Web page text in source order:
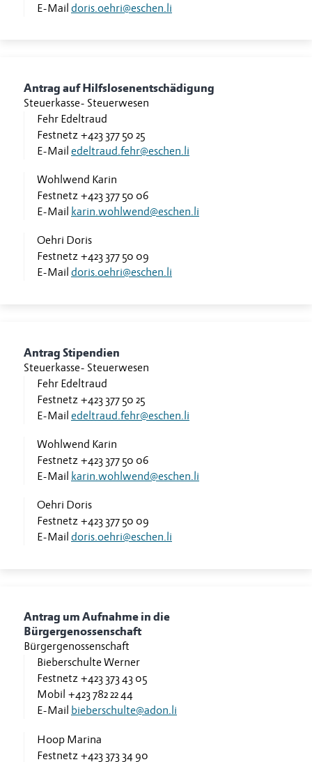
E-Mail doris.oehri@eschen.li
Antrag auf Hilfslosenentschädigung
Steuerkasse- Steuerwesen
Fehr Edeltraud
Festnetz +423 377 50 25
E-Mail edeltraud.fehr@eschen.li
Wohlwend Karin
Festnetz +423 377 50 06
E-Mail karin.wohlwend@eschen.li
Oehri Doris
Festnetz +423 377 50 09
E-Mail doris.oehri@eschen.li
Antrag Stipendien
Steuerkasse- Steuerwesen
Fehr Edeltraud
Festnetz +423 377 50 25
E-Mail edeltraud.fehr@eschen.li
Wohlwend Karin
Festnetz +423 377 50 06
E-Mail karin.wohlwend@eschen.li
Oehri Doris
Festnetz +423 377 50 09
E-Mail doris.oehri@eschen.li
Antrag um Aufnahme in die
Bürgergenossenschaft
Bürgergenossenschaft
Bieberschulte Werner
Festnetz +423 373 43 05
Mobil +423 782 22 44
E-Mail bieberschulte@adon.li
Hoop Marina
Festnetz +423 373 34 90